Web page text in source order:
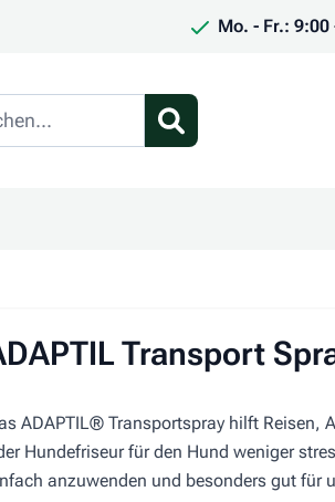
Mo. - Fr.: 9:00
Transport
ADAPTIL® Transportspray hilft Reisen,
Hundefriseur für den Hund weniger
anzuwenden und besonders gut für